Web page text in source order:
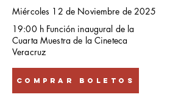
Miércoles 12 de Noviembre de 2025
19:00 h Función inaugural de la
Cuarta Muestra de la Cineteca
Veracruz
Comprar Boletos